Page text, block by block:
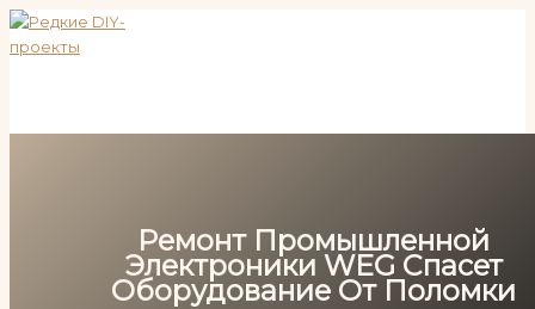
Перейти
к
Ремонт Промышленной
Электроники WEG Спасет
Оборудование От Поломки